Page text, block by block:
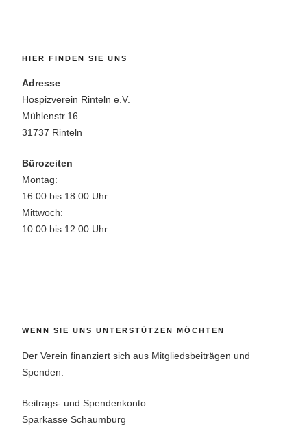
HIER FINDEN SIE UNS
Adresse
Hospizverein Rinteln e.V.
Mühlenstr.16
31737 Rinteln
Bürozeiten
Montag:
16:00 bis 18:00 Uhr
Mittwoch:
10:00 bis 12:00 Uhr
WENN SIE UNS UNTERSTÜTZEN MÖCHTEN
Der Verein finanziert sich aus Mitgliedsbeiträgen und
Spenden.
Beitrags- und Spendenkonto
Sparkasse Schaumburg